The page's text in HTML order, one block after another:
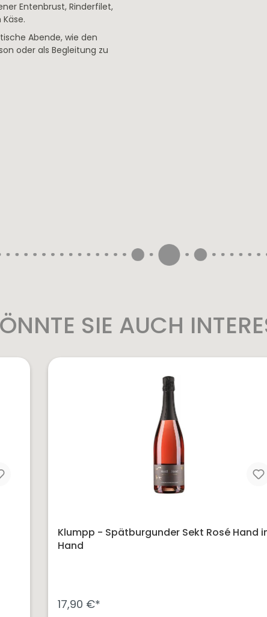
Entenbrust, Rinderfilet,
Abende, wie den
oder als Begleitung zu
SIE AUCH
Klumpp - Spätburgunder Sekt Rosé Hand
Hand
17,90 €*